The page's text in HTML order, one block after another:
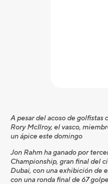
A pesar del acoso de
Rory McIlroy, el vasco,
un ápice este domingo
Jon Rahm ha ganado por
Championship, gran final del
Dubai, con una exhibición de
con una ronda final de 67